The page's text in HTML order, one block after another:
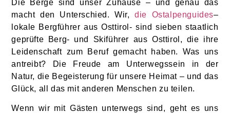
Die Berge sind unser Zuhause – und genau das
macht den Unterschied. Wir,die Ostalpenguides–
lokale Bergführer aus Osttirol- sind sieben staatlich
geprüfte Berg- und Skiführer aus Osttirol, die ihre
Leidenschaft zum Beruf gemacht haben. Was uns
antreibt? Die Freude am Unterwegssein in der
Natur, die Begeisterung für unsere Heimat – und das
Glück, all das mit anderen Menschen zu teilen.
Wenn wir mit Gästen unterwegs sind, geht es uns